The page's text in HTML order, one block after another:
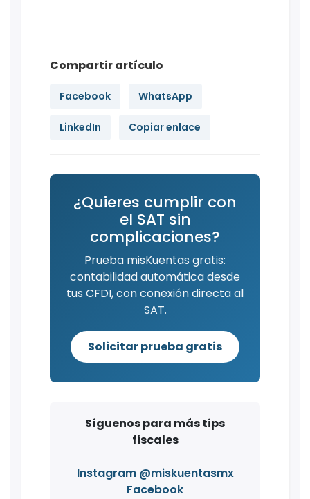
Compartir artículo
Facebook WhatsApp
LinkedIn Copiar enlace
¿Quieres cumplir con
el SAT sin
complicaciones?
Prueba misKuentas gratis:
contabilidad automática desde
tus CFDI, con conexión directa al
SAT.
Solicitar prueba gratis
Síguenos para más tips
fiscales
Instagram @miskuentasmx
Facebook